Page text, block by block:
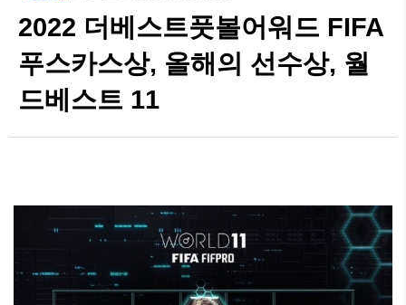
2022 더베스트풋볼어워드 FIFA
푸스카스상, 올해의 선수상, 월
드베스트 11